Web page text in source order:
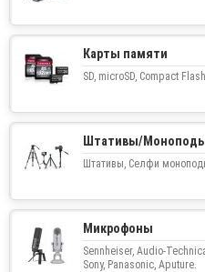
Карты памяти
SD, microSD, Compact
Штативы/
Штативы, Селфи
Микрофоны
Sennheiser, Audio-
Sony, Panasonic, Aputure.